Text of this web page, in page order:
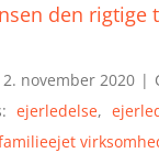
den rigtige
2. november 2020 |
ejerledelse,